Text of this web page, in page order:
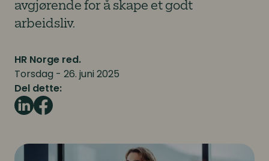
avgjørende for å skape et godt
arbeidsliv.
HR Norge red.
Torsdag - 26. juni 2025
Del dette: